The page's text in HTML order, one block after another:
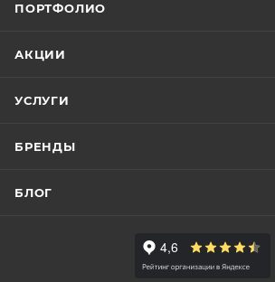
ПОРТФОЛИО
АКЦИИ
УСЛУГИ
БРЕНДЫ
БЛОГ